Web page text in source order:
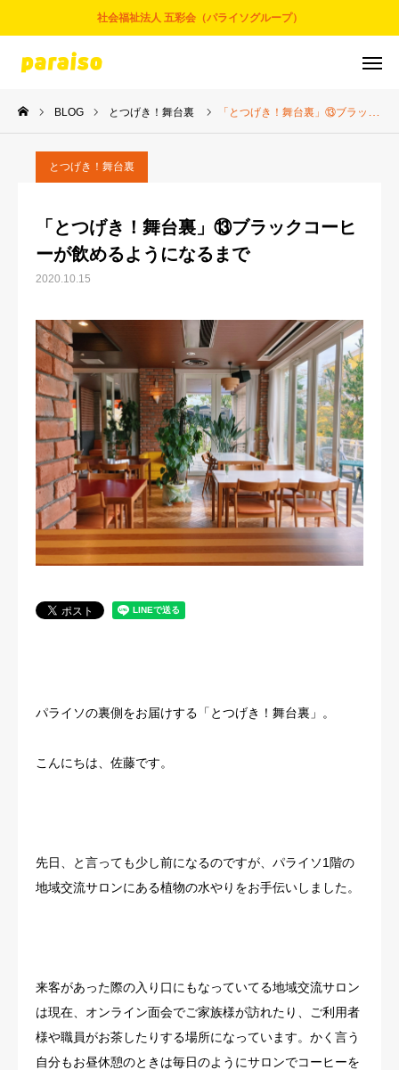
社会福祉法人 五彩会（パライソグループ）
BLOG とつげき！舞台裏 「とつげき！舞台裏」⑬ブラックコーヒーが飲めるようになるまで
とつげき！舞台裏
「とつげき！舞台裏」⑬ブラックコーヒ
ーが飲めるようになるまで
2020.10.15
パライソの裏側をお届けする「とつげき！舞台裏」。
こんにちは、佐藤です。
先日、と言っても少し前になるのですが、パライソ1階の
地域交流サロンにある植物の水やりをお手伝いしました。
来客があった際の入り口にもなっていてる地域交流サロン
は現在、オンライン面会でご家族様が訪れたり、ご利用者
様や職員がお茶したりする場所になっています。かく言う
自分もお昼休憩のときは毎日のようにサロンでコーヒーを
お問合せ サービスについて
アクセス
事業とサービス
パライソブログ
スタッフ紹介
法人概要